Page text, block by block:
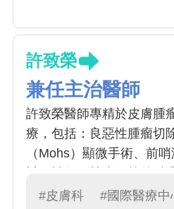
許致榮
兼任主治醫師
許致榮醫師專精於皮膚腫
療，包括：良惡性腫瘤切
（Mohs）顯微手術、前
擅長於各種微創美容手術
#皮膚科 #國際醫療中